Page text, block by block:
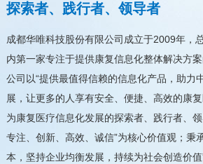
探索者、践行者、领导者
成都华唯科技股份有限公司成立于2009年，
内第一家专注于提供康复信息化整体解决方案
公司以“提供最值得信赖的信息化产品，助力
展，让更多的人享有安全、便捷、高效的康
为康复医疗信息化发展的探索者、践行者、领
专注、创新、高效、诚信”为核心价值观；秉
本，坚持企业均衡发展，持续为社会创造价